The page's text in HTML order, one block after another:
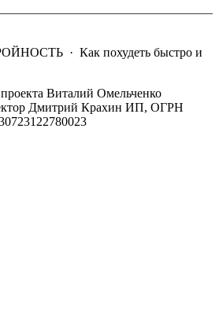
· Как похудеть быстро и
Виталий Омельченко
Дмитрий Крахин ИП, ОГРН